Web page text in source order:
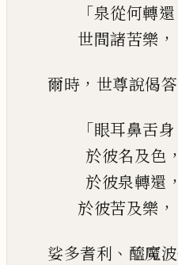
「泉從何轉還
世間諸苦樂 ，
爾時 ， 世尊說偈
「眼耳鼻舌身
於彼名及色 ，
於彼泉轉還 ，
於彼苦及樂 ，
娑多耆利 、 醯魔